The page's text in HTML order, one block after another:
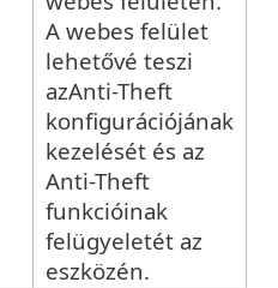
A webes felület
lehetővé teszi
azAnti-Theft
konfigurációjának
kezelését és az
Anti-Theft
funkcióinak
felügyeletét az
eszközén.